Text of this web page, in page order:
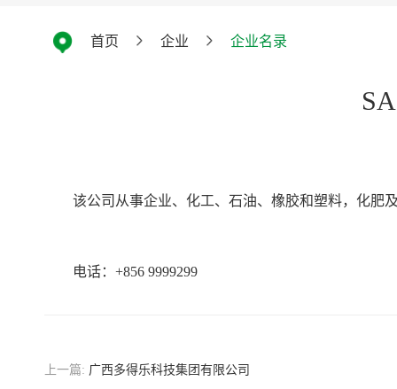
首页 企业 企业名录
该公司从事企业、化工、石油、橡胶和塑料，化肥
电话：+856 9999299
上一篇: 广西多得乐科技集团有限公司